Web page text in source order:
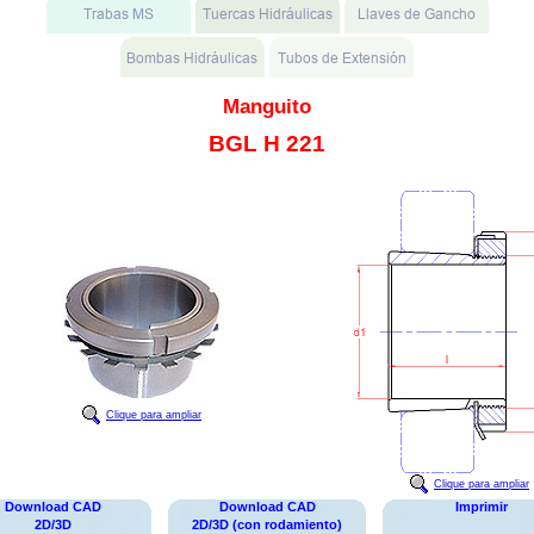
Manguito
BGL H 221
Clique para ampliar
Clique para ampliar
Download CAD
2D/3D
Download CAD
2D/3D (con rodamiento)
Imprimir